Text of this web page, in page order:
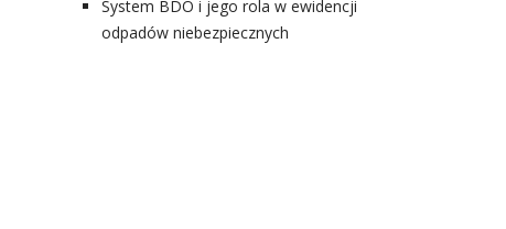
System BDO i jego rola w ewidencji
odpadów niebezpiecznych